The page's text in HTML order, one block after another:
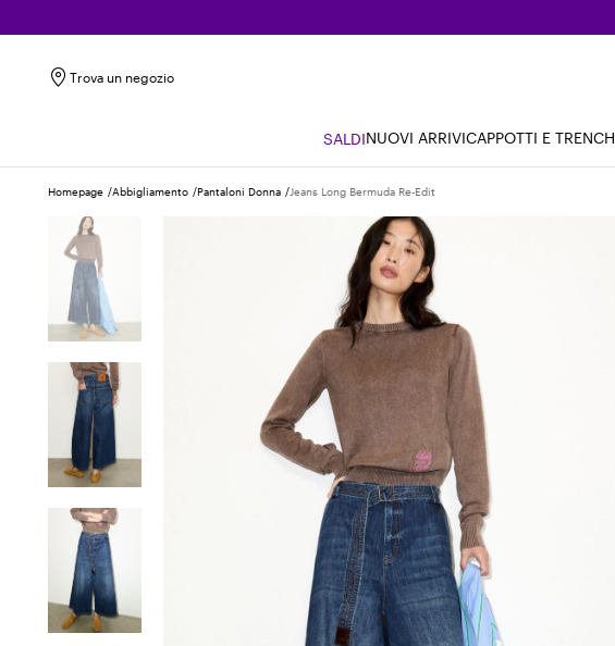
Trova un negozio
SALDINUOVI ARRIVICAPPOTTI E TRENCH
Homepage Abbigliamento Pantaloni Donna Jeans Long Bermuda Re-Edit